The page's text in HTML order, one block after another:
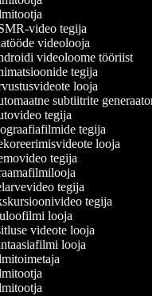
video tegija
videolooja
videoloome tööriist
tegija
looja
subtiitrite generaator
tegija
tegija
looja
tegija
tegija
tegija
looja
videote looja
looja